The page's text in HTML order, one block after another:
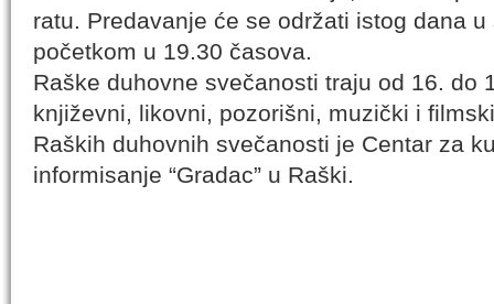
ratu. Predavanje će se održati istog dana
početkom u 19.30 časova.
Raške duhovne svečanosti traju od 16. do
književni, likovni, pozorišni, muzički i
Raških duhovnih svečanosti je Centar za
informisanje “Gradac” u Raški.